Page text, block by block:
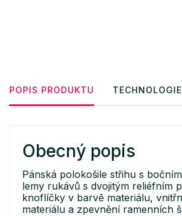
POPIS PRODUKTU TECHNOLOGIE
Obecný popis
Pánská polokošile střihu s
lemy rukávů s dvojitým reliéfním
knoflíčky v barvě materiálu,
materiálu a zpevnění ramenních